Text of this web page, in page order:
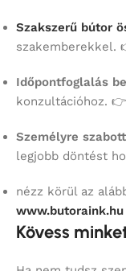
Szakszerű bútor
szakemberekkel.
Időpontfoglalás
konzultációhoz. 👉
Személyre
legjobb döntést
nézz körül az
www.butoraink.hu
Kövess